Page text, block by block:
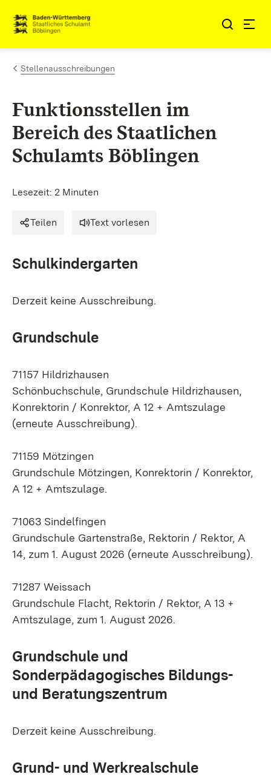
Zum Inhalt springen
Link zur Startseite
Stellenausschreibungen
Funktionsstellen im
Bereich des Staatlichen
Schulamts Böblingen
Lesezeit: 2 Minuten
Teilen Text vorlesen
Schulkindergarten
Derzeit keine Ausschreibung.
Grundschule
71157 Hildrizhausen
Schönbuchschule, Grundschu­le Hildrizhausen,
Konrektorin / Konrektor, A 12 + Amtszulage
(erneute Ausschreibung).
71159 Mötzingen
Grundschule Mötzingen, Konrektorin / Konrektor,
A 12 + Amtszulage.
71063 Sindelfingen
Grundschule Gartenstraße, Rektorin / Rektor, A
14, zum 1. August 2026 (erneute Ausschreibung).
71287 Weissach
Grundschule Flacht, Rektorin / Rektor, A 13 +
Amtszulage, zum 1. August 2026.
Grundschule und
Sonderpädagogisches Bildungs-
und Beratungszentrum
Derzeit keine Ausschreibung.
Grund- und Werkrealschule